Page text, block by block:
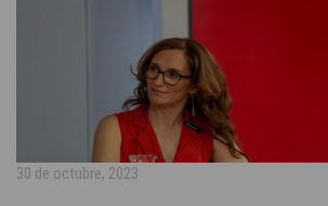
30 de octubre, 2023